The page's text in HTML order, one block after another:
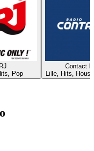
Pop
Contact
Lille, Hits,